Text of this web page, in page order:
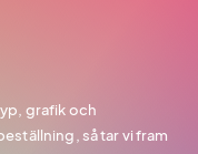
grafik och
så tar vi fram